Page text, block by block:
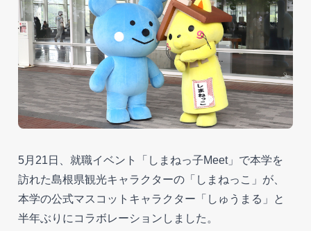
5月21日、就職イベント「しまねっ子Meet」で本学を
訪れた島根県観光キャラクターの「しまねっこ」が、
本学の公式マスコットキャラクター「しゅうまる」と
半年ぶりにコラボレーションしました。